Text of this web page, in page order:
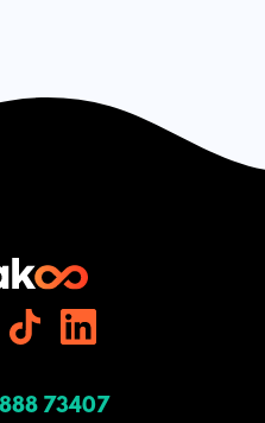
73407